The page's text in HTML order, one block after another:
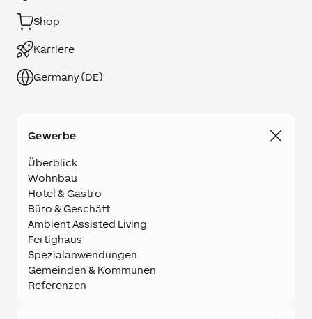
Shop
Karriere
Germany (DE)
Gewerbe
Überblick
Wohnbau
Hotel & Gastro
Büro & Geschäft
Ambient Assisted Living
Fertighaus
Spezialanwendungen
Gemeinden & Kommunen
Referenzen